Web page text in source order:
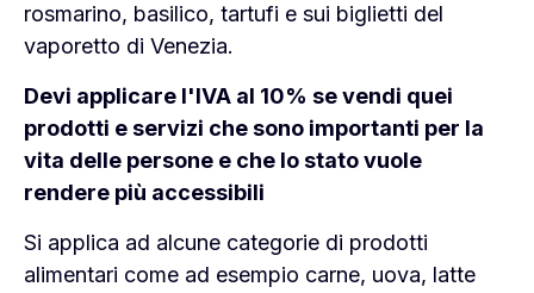
rosmarino, basilico, tartufi e sui biglietti del
vaporetto di Venezia.
Devi applicare l'IVA al 10% se vendi quei
prodotti e servizi che sono importanti per la
vita delle persone e che lo stato vuole
rendere più accessibili
Si applica ad alcune categorie di prodotti
alimentari come ad esempio carne, uova, latte